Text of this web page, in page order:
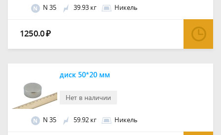
N N 35 39.93 кг Никель
1250.0₽
Нет в наличии
диск 50*20 мм
N N 35 59.92 кг Никель